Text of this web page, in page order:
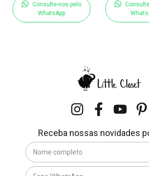
Consulte-nos pelo
WhatsApp
Receba nossas novidades